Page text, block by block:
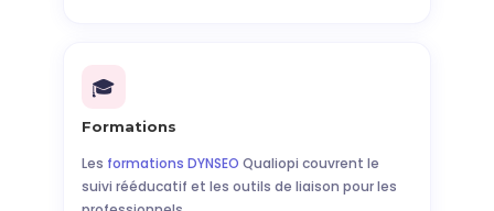
🎓
Formations
Les formations DYNSEO Qualiopi couvrent le
suivi rééducatif et les outils de liaison pour les